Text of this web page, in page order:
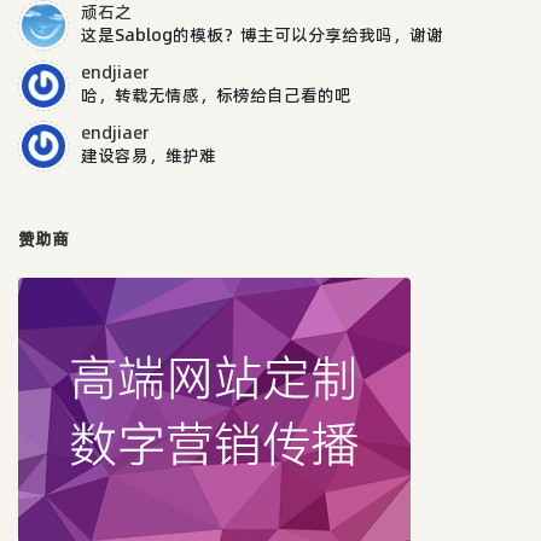
顽石之
这是Sablog的模板？博主可以分享给我吗，谢谢
endjiaer
哈，转载无情感，标榜给自己看的吧
endjiaer
建设容易，维护难
赞助商